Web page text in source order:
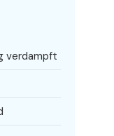
verdampft